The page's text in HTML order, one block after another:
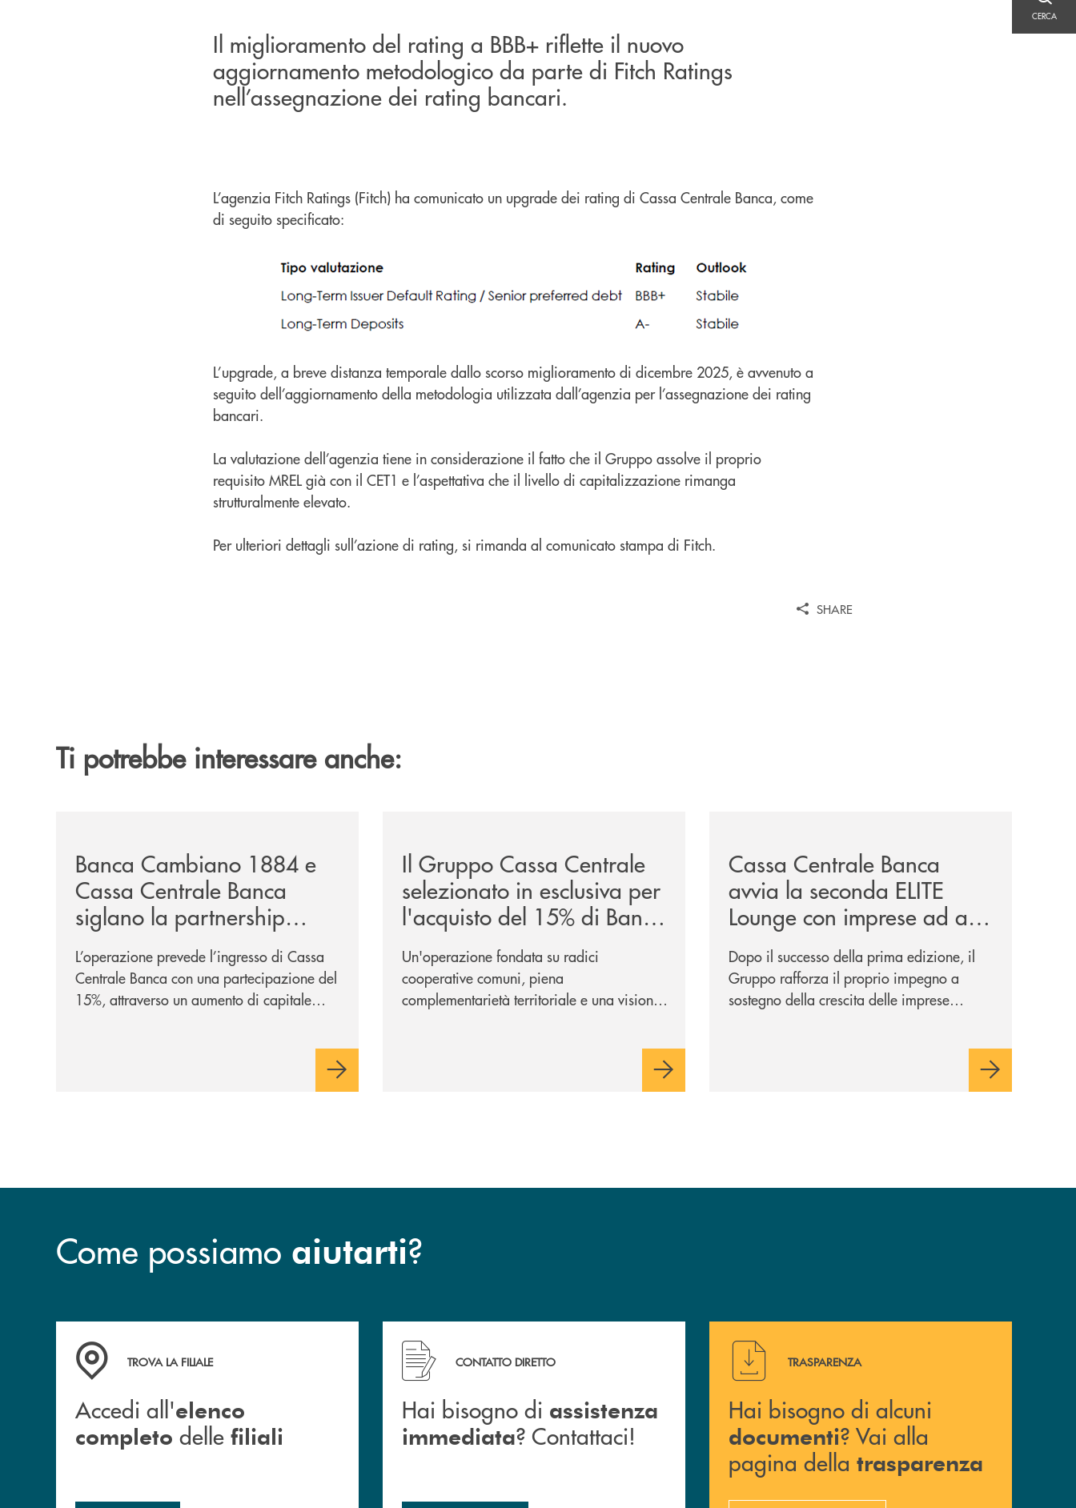
CERCA
Il miglioramento del rating a BBB+ riflette il nuovo
aggiornamento metodologico da parte di Fitch Ratings
nell’assegnazione dei rating bancari.
L’agenzia Fitch Ratings (Fitch) ha comunicato un upgrade dei rating di Cassa Centrale Banca, come
di seguito specificato:
L’upgrade, a breve distanza temporale dallo scorso miglioramento di dicembre 2025, è avvenuto a
seguito dell’aggiornamento della metodologia utilizzata dall’agenzia per l’assegnazione dei rating
bancari.
La valutazione dell’agenzia tiene in considerazione il fatto che il Gruppo assolve il proprio
requisito MREL già con il CET1 e l’aspettativa che il livello di capitalizzazione rimanga
strutturalmente elevato.
Per ulteriori dettagli sull’azione di rating, si rimanda al comunicato stampa di Fitch.
SHARE
Ti potrebbe interessare anche:
Banca Cambiano 1884 e
Cassa Centrale Banca
siglano la partnership
strategica
L’operazione prevede l’ingresso di Cassa
Centrale Banca con una partecipazione del
15%, attraverso un aumento di capitale
sulla condivisione di valori comuni e sulla
prossimità ai territori, per ampliare l’offerta
Il Gruppo Cassa Centrale
selezionato in esclusiva per
l'acquisto del 15% di Banca
Cambiano 1884
Un'operazione fondata su radici
cooperative comuni, piena
complementarietà territoriale e una visione
Cassa Centrale Banca
avvia la seconda ELITE
Lounge con imprese ad alto
potenziale
Dopo il successo della prima edizione, il
Gruppo rafforza il proprio impegno a
sostegno della crescita delle imprese
Come possiamo aiutarti?
Accedi all' elenco completo delle filiali
TROVA LA FILIALE
Accedi all'elenco
completo delle filiali
Hai bisogno di assistenza immediata ? Contattaci!
CONTATTO DIRETTO
Hai bisogno di assistenza
immediata? Contattaci!
Hai bisogno di alcuni documenti ? Vai alla pagina della
TRASPARENZA
Hai bisogno di alcuni
documenti? Vai alla
pagina della trasparenza